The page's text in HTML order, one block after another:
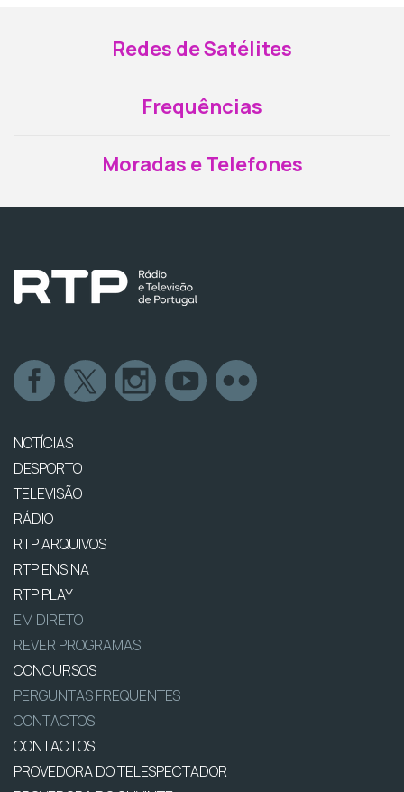
Redes de Satélites
Frequências
Moradas e Telefones
NOTÍCIAS
DESPORTO
TELEVISÃO
RÁDIO
RTP ARQUIVOS
RTP ENSINA
RTP PLAY
EM DIRETO
REVER PROGRAMAS
CONCURSOS
PERGUNTAS FREQUENTES
CONTACTOS
CONTACTOS
PROVEDORA DO TELESPECTADOR